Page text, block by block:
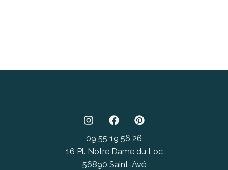
09 55 19 56 26
16 Pl. Notre Dame du Loc
56890 Saint-Avé